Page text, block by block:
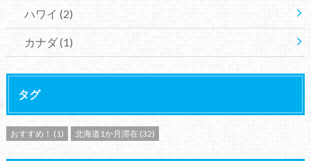
ハワイ (2)
カナダ(1)
タグ
おすすめ！ (1) 北海道1か月滞在 (32)